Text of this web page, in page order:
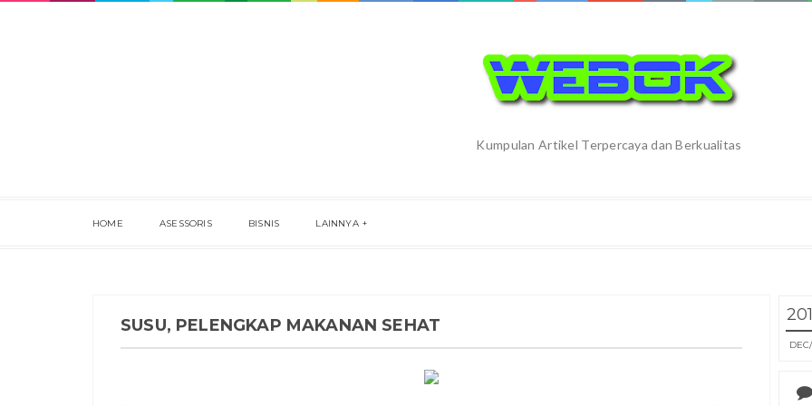
Kumpulan Artikel Terpercaya dan Berkualitas
HOME ASESSORIS BISNIS LAINNYA
DEC
SUSU, PELENGKAP MAKANAN SEHAT